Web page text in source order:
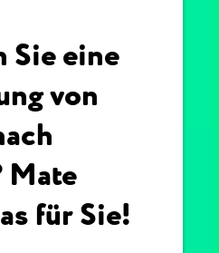
Sie eine
von
Mate
für Sie!